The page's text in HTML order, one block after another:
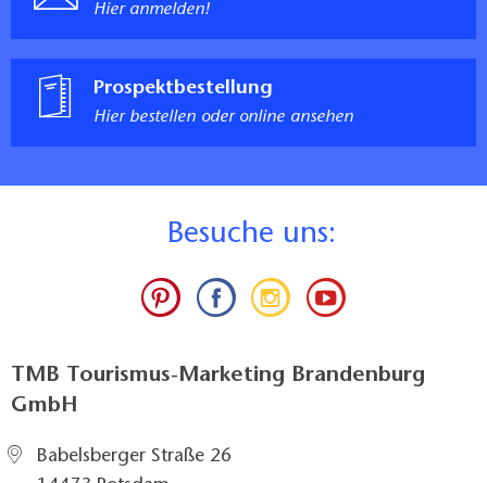
Hier anmelden!
Prospektbestellung
Hier bestellen oder online ansehen
Besuche uns:
TMB Tourismus-Marketing Brandenburg
GmbH
Babelsberger Straße 26